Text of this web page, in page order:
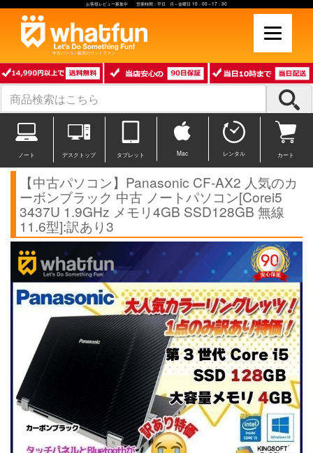
お客様レビュー募集中 営業時間：平日 月～金曜日 10：00～17：30
中古パソコン販売のワットファン
ノート デスクトップ タブレット Mac レンタル カート
【中古パソコン】Panasonic CF-AX2 人気のカ
ーボンブラック 中古 ノートパソコン[Corei5
3437U 1.9GHz メモリ4GB SSD128GB 無線
11.6型]:訳あり3